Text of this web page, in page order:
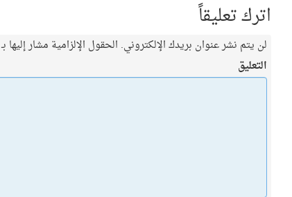
اترك تعليقاً
لن يتم نشر عنوان بريدك الإلكتروني. الحقول الإلزامية مشار إليها بـ
التعليق